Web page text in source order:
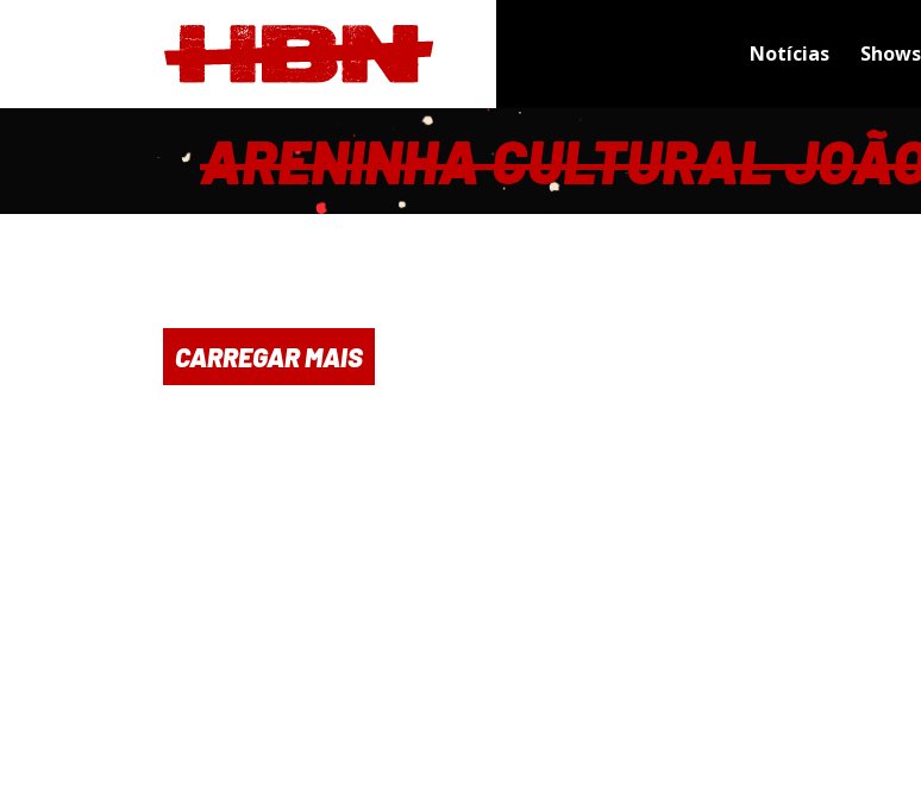
Notícias Shows
ARENINHA CULTURAL
CARREGAR MAIS